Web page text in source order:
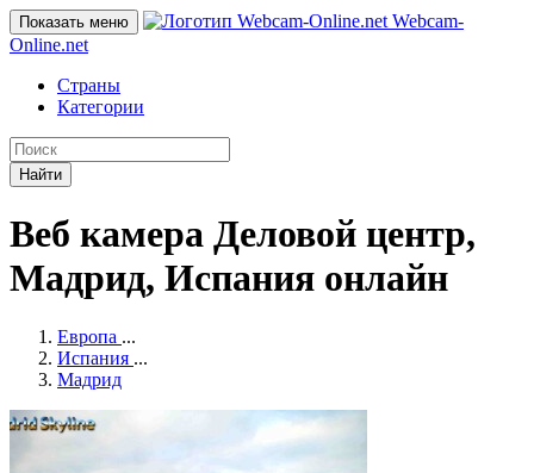
Показать меню
Webcam-
Online.net
Страны
Категории
Найти
Веб камера Деловой центр,
Мадрид, Испания онлайн
Европа ...
Испания ...
Мадрид